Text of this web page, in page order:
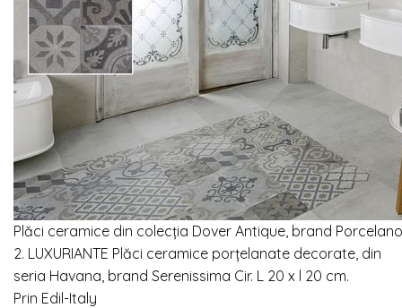
Plăci ceramice din colecția Dover Antique, brand
2. LUXURIANTE Plăci ceramice porțelanate decorate, din
seria Havana, brand Serenissima Cir. L 20 x l 20 cm.
Prin Edil-Italy